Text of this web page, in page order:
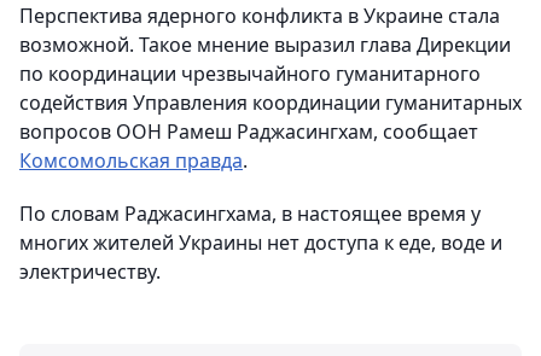
Перспектива ядерного конфликта в Украине стала
возможной. Такое мнение выразил глава Дирекции
по координации чрезвычайного гуманитарного
содействия Управления координации гуманитарных
вопросов ООН Рамеш Раджасингхам, сообщает
Комсомольская правда.
По словам Раджасингхама, в настоящее время у
многих жителей Украины нет доступа к еде, воде и
электричеству.